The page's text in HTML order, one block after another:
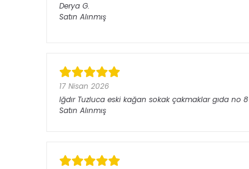
Derya G.
Satın Alınmış
17 Nisan 2026
Iğdır Tuzluca eski kağan sokak çakmaklar gıda no 8
Satın Alınmış